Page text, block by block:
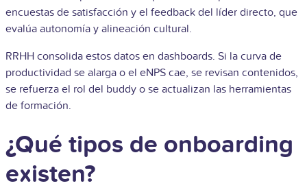
encuestas de satisfacción y el feedback del líder directo, que
evalúa autonomía y alineación cultural.
RRHH consolida estos datos en dashboards. Si la curva de
productividad se alarga o el eNPS cae, se revisan contenidos,
se refuerza el rol del buddy o se actualizan las herramientas
de formación.
¿Qué tipos de onboarding
existen?